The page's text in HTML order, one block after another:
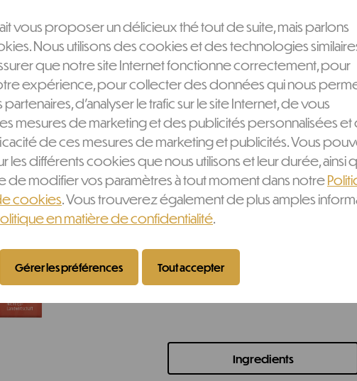
Composée avec soin, la
Pamplemousse de Twinings
Synonyme de longue vie et
depuis plus de 2000 ans, le
reine des épices. Nous l’avons
rafraîchissante et stimulante,
respiration que les pensées.
légèrement stimulant du
une source de bonne humeur.
ont sublimé cette infusion bio
acidulé pour te donner un
équilibre parfait tout au long de
CHF 4.45
Ingredients
vous proposer un délicieux thé tout de suite, mais parlons
Nous utilisons des cookies et des technologies
que notre site Internet fonctionne correctement, pour
expérience, pour collecter des données qui nous
partenaires, d'analyser le trafic sur le site Internet, de vous
mesures de marketing et des publicités personnalisées et
de ces mesures de marketing et publicités. Vous
les différents cookies que nous utilisons et leur durée, ainsi
de modifier vos paramètres à tout moment dans notre
cookies. Vous trouverez également de plus amples
en matière de confidentialité.
Gérer les préférences Tout accepter